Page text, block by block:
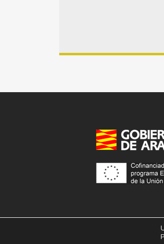
© 2013 – 2026. Conservatorio